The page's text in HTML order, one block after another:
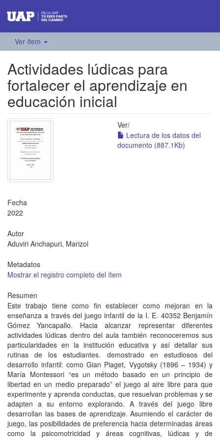
Ver ítem
Actividades lúdicas para
fortalecer el aprendizaje en
educación inicial
Ver/
Lectura de los datos del
documento (887.1Kb)
Fecha
2022
Autor
Aduviri Anchapuri, Marizol
Metadatos
Mostrar el registro completo del ítem
Resumen
Este trabajo tiene como fin establecer como mejoran en la
enseñanza a través del juego infantil de la I. E. 40352 Benjamín
Gómez Yancapallo. Hacia alcanzar representar diferentes
actividades lúdicas dentro del aula también reconoceremos sus
particularidades en la institución educativa y así detallar sus
rutinas de los estudiantes. demostrado en estudiosos del
desarrollo infantil: como Gian Piaget, Vygotsky (1896 – 1934) y
María Montessori “es un método basado en un principio de
libertad en un medio preparado” el juego al aire libre para que
experimente y aprenda conductas, que resuelvan problemas y se
adapten a su entorno explorando. A través del juego libre
desarrollan las bases de aprendizaje. Asumiendo el carácter de
juego, las posibilidades de preferencia hacia determinadas áreas
como la psicomotricidad y áreas cognitivas, lúdicas y de